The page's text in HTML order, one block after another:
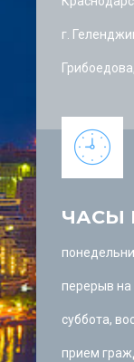
г.
ЧАСЫ
перерыв на
суббота,
прием